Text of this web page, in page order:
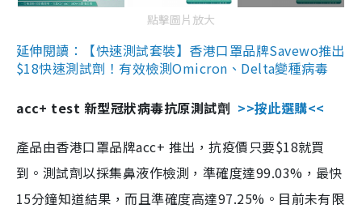
點擊圖片放大
延伸閱讀：【快速測試套裝】香港口罩品牌Savewo推出
$18快速測試劑！有效檢測Omicron、Delta變種病毒
acc+ test 新型冠狀病毒抗原測試劑 >>按此選購<<
產品由香港口罩品牌acc+ 推出，抗疫價只要$18就買
到。測試劑以採集鼻液作檢測，準確度達99.03%，最快
15分鐘知道結果，而且準確度高達97.25%。目前未有限